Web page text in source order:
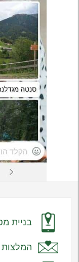
בניית
המלצות